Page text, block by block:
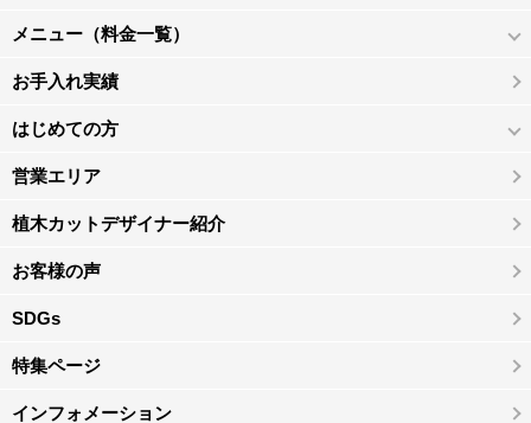
メニュー（料金一覧）
お手入れ実績
はじめての方
営業エリア
植木カットデザイナー紹介
お客様の声
SDGs
特集ページ
インフォメーション